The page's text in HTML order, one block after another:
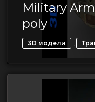
Military
poly
3D модели ,